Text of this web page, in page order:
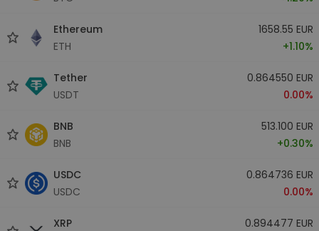
Ethereum
ETH
1658.55 EUR
+1.10%
Tether
USDT
0.864550 EUR
0.00%
BNB
BNB
513.100 EUR
+0.30%
USDC
USDC
0.864736 EUR
0.00%
XRP
0.894477 EUR